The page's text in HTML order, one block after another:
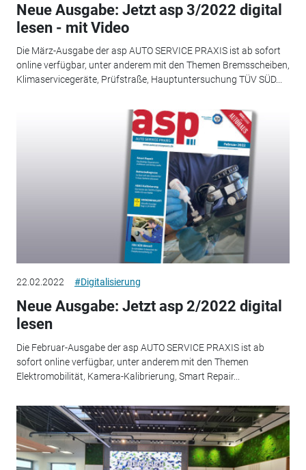
Neue Ausgabe: Jetzt asp 3/2022 digital
lesen - mit Video
Die März-Ausgabe der asp AUTO SERVICE PRAXIS ist ab sofort
online verfügbar, unter anderem mit den Themen Bremsscheiben,
Klimaservicegeräte, Prüfstraße, Hauptuntersuchung TÜV SÜD...
22.02.2022 #Digitalisierung
Neue Ausgabe: Jetzt asp 2/2022 digital
lesen
Die Februar-Ausgabe der asp AUTO SERVICE PRAXIS ist ab
sofort online verfügbar, unter anderem mit den Themen
Elektromobilität, Kamera-Kalibrierung, Smart Repair...